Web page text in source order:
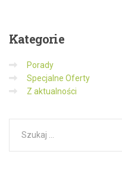
Kategorie
Porady
Specjalne Oferty
Z aktualności